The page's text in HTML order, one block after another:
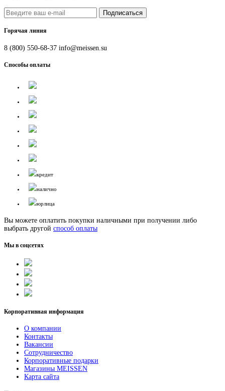
Подписаться
Горячая линия
8 (800) 550-68-37 info@meissen.su
Способы оплаты
кредит
налично
юрлица
Вы можете оплатить покупки наличными при получении либо
выбрать другой способ оплаты
Мы в соцсетях
Корпоративная информация
О компании
Контакты
Вакансии
Сотрудничество
Корпоративные подарки
Магазины MEISSEN
Карта сайта